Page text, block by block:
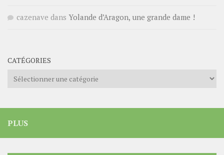
cazenave dans Yolande d’Aragon, une grande dame !
CATÉGORIES
Catégories
PLUS